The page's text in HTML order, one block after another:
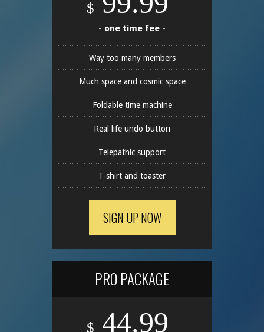
$
- one time fee -
Way too many members
Much space and cosmic space
Foldable time machine
Real life undo button
Telepathic support
T-shirt and toaster
SIGN UP NOW
PRO PACKAGE
$ 44.99